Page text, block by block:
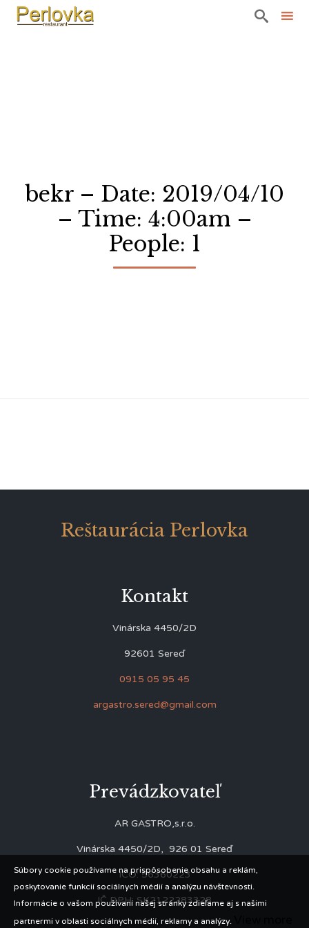

bekr – Date: 2019/04/10
– Time: 4:00am –
People: 1
Reštaurácia Perlovka
Kontakt
Vinárska 4450/2D
92601 Sereď
0915 05 95 45
argastro.sered@gmail.com
Prevádzkovateľ
AR GASTRO,s.r.o.
Vinárska 4450/2D, 926 01 Sereď
IČO: 56360223
IČ DPH: SK2122283328
Súbory cookie používame na prispôsobenie obsahu a reklám,
poskytovanie funkcií sociálnych médií a analýzu návštevnosti.
Informácie o vašom používaní našej stránky zdieľame aj s našimi
partnermi v oblasti sociálnych médií, reklamy a analýzy.